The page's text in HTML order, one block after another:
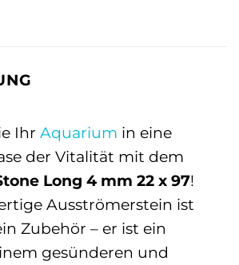
Ihr Aquarium in eine
der Vitalität mit dem
Long 4 mm 22 x 97!
Ausströmerstein ist
Zubehör – er ist ein
gesünderen und